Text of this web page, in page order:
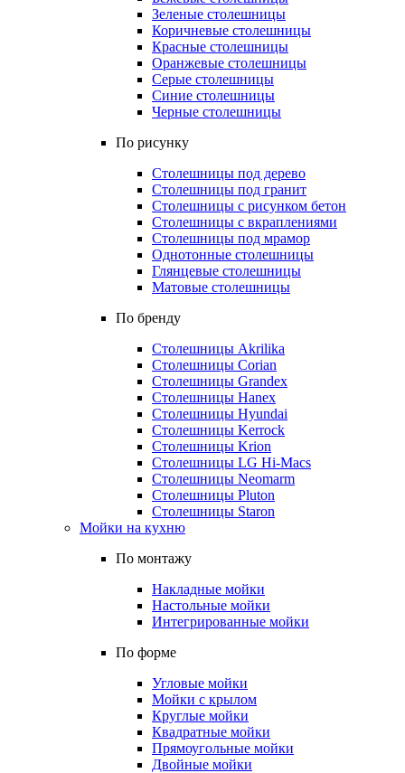
Зеленые столешницы
Коричневые столешницы
Красные столешницы
Оранжевые столешницы
Серые столешницы
Синие столешницы
Черные столешницы
По рисунку
Столешницы под дерево
Столешницы под гранит
Столешницы с рисунком бетон
Столешницы с вкраплениями
Столешницы под мрамор
Однотонные столешницы
Глянцевые столешницы
Матовые столешницы
По бренду
Столешницы Akrilika
Столешницы Corian
Столешницы Grandex
Столешницы Hanex
Столешницы Hyundai
Столешницы Kerrock
Столешницы Krion
Столешницы LG Hi-Macs
Столешницы Neomarm
Столешницы Pluton
Столешницы Staron
Мойки на кухню
По монтажу
Накладные мойки
Настольные мойки
Интегрированные мойки
По форме
Угловые мойки
Мойки с крылом
Круглые мойки
Квадратные мойки
Прямоугольные мойки
Двойные мойки